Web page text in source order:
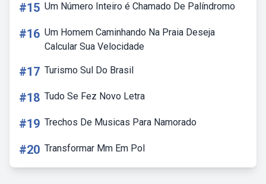
#15 Um Número Inteiro é Chamado De Palíndromo
#16 Um Homem Caminhando Na Praia Deseja
Calcular Sua Velocidade
#17 Turismo Sul Do Brasil
#18 Tudo Se Fez Novo Letra
#19 Trechos De Musicas Para Namorado
#20 Transformar Mm Em Pol